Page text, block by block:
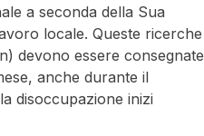
a seconda della Sua
locale. Queste ricerche
devono essere consegnate
anche durante il
disoccupazione inizi